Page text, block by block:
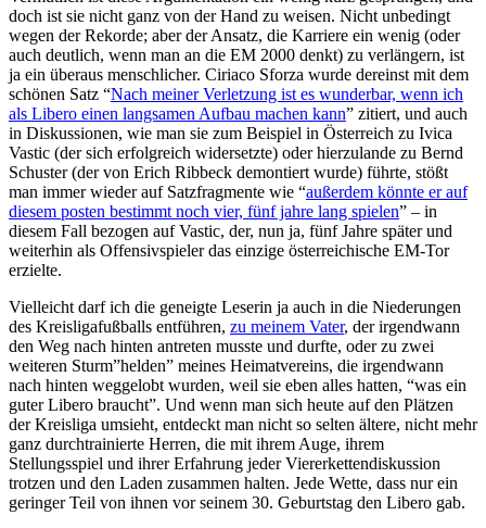
doch ist sie nicht ganz von der Hand zu weisen. Nicht unbedingt
wegen der Rekorde; aber der Ansatz, die Karriere ein wenig (oder
auch deutlich, wenn man an die EM 2000 denkt) zu verlängern, ist
ja ein überaus menschlicher. Ciriaco Sforza wurde dereinst mit dem
schönen Satz “Nach meiner Verletzung ist es wunderbar, wenn ich
als Libero einen langsamen Aufbau machen kann” zitiert, und auch
in Diskussionen, wie man sie zum Beispiel in Österreich zu Ivica
Vastic (der sich erfolgreich widersetzte) oder hierzulande zu Bernd
Schuster (der von Erich Ribbeck demontiert wurde) führte, stößt
man immer wieder auf Satzfragmente wie “außerdem könnte er auf
diesem posten bestimmt noch vier, fünf jahre lang spielen” – in
diesem Fall bezogen auf Vastic, der, nun ja, fünf Jahre später und
weiterhin als Offensivspieler das einzige österreichische EM-Tor
erzielte.
Vielleicht darf ich die geneigte Leserin ja auch in die Niederungen
des Kreisligafußballs entführen, zu meinem Vater, der irgendwann
den Weg nach hinten antreten musste und durfte, oder zu zwei
weiteren Sturm”helden” meines Heimatvereins, die irgendwann
nach hinten weggelobt wurden, weil sie eben alles hatten, “was ein
guter Libero braucht”. Und wenn man sich heute auf den Plätzen
der Kreisliga umsieht, entdeckt man nicht so selten ältere, nicht mehr
ganz durchtrainierte Herren, die mit ihrem Auge, ihrem
Stellungsspiel und ihrer Erfahrung jeder Viererkettendiskussion
trotzen und den Laden zusammen halten. Jede Wette, dass nur ein
geringer Teil von ihnen vor seinem 30. Geburtstag den Libero gab.